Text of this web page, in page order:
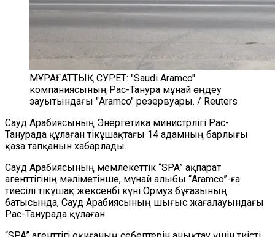
МҰРАҒАТТЫҚ СУРЕТ: "Saudi Aramco"
компаниясының Рас-Танура мұнай өңдеу
зауытындағы "Aramco" резервуары. / Reuters
Сауд Арабиясының Энергетика министрлігі Рас-
Танурада құлаған тікұшақтағы 14 адамның барлығы
қаза тапқанын хабарлады.
Сауд Арабиясының мемлекеттік “SPA” ақпарат
агенттігінің мәліметінше, мұнай алыбы “Aramco”-ға
тиесілі тікұшақ жексенбі күні Ормуз бұғазының
батысында, Сауд Арабиясының шығыс жағалауындағы
Рас-Танурада құлаған.